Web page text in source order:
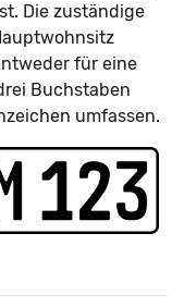
Die zuständige
für eine
Buchstaben
umfassen.